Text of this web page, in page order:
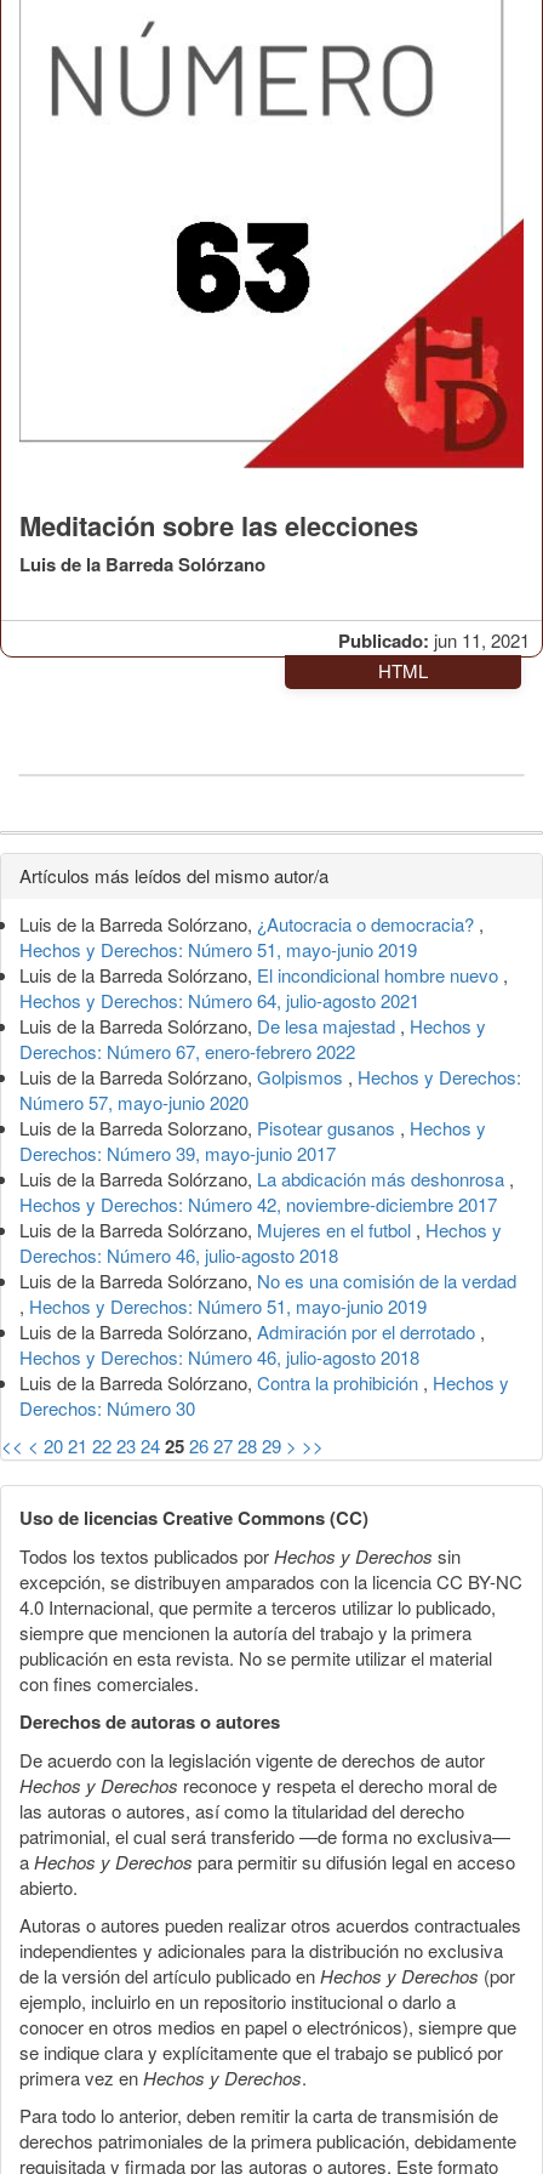
Publicado: jun 11, 2021
Meditación sobre las elecciones
Luis de la Barreda Solórzano
HTML
Detalles
del
artículo
Artículos más leídos del mismo autor/a
Luis de la Barreda Solórzano, ¿Autocracia o democracia? ,
Hechos y Derechos: Número 51, mayo-junio 2019
Luis de la Barreda Solórzano, El incondicional hombre nuevo ,
Hechos y Derechos: Número 64, julio-agosto 2021
Luis de la Barreda Solórzano, De lesa majestad , Hechos y
Derechos: Número 67, enero-febrero 2022
Luis de la Barreda Solórzano, Golpismos , Hechos y Derechos:
Número 57, mayo-junio 2020
Luis de la Barreda Solorzano, Pisotear gusanos , Hechos y
Derechos: Número 39, mayo-junio 2017
Luis de la Barreda Solórzano, La abdicación más deshonrosa ,
Hechos y Derechos: Número 42, noviembre-diciembre 2017
Luis de la Barreda Solórzano, Mujeres en el futbol , Hechos y
Derechos: Número 46, julio-agosto 2018
Luis de la Barreda Solórzano, No es una comisión de la verdad
, Hechos y Derechos: Número 51, mayo-junio 2019
Luis de la Barreda Solórzano, Admiración por el derrotado ,
Hechos y Derechos: Número 46, julio-agosto 2018
Luis de la Barreda Solórzano, Contra la prohibición , Hechos y
Derechos: Número 30
<< < 2021 2223242526272829 > >>
Uso de licencias Creative Commons (CC)
Todos los textos publicados porHechos y Derechos sin
excepción, se distribuyen amparados con la licencia CC BY-NC
4.0 Internacional, que permite a terceros utilizar lo publicado,
siempre que mencionen la autoría del trabajo y la primera
publicación en esta revista. No se permite utilizar el material
con fines comerciales.
Derechos de autoras o autores
De acuerdo con la legislación vigente de derechos de autor
Hechos y Derechos reconoce y respeta el derecho moral de
las autoras o autores, así como la titularidad del derecho
patrimonial, el cual será transferido —de forma no exclusiva—
aHechos y Derechos para permitir su difusión legal en acceso
abierto.
Autoras o autores pueden realizar otros acuerdos contractuales
independientes y adicionales para la distribución no exclusiva
de la versión del artículo publicado enHechos y Derechos (por
ejemplo, incluirlo en un repositorio institucional o darlo a
conocer en otros medios en papel o electrónicos), siempre que
se indique clara y explícitamente que el trabajo se publicó por
primera vez enHechos y Derechos.
Para todo lo anterior, deben remitir la carta de transmisión de
derechos patrimoniales de la primera publicación, debidamente
requisitada y firmada por las autoras o autores. Este formato